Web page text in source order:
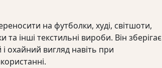
на футболки, худі, світшоти,
інші текстильні вироби. Він зберігає
і охайний вигляд навіть при